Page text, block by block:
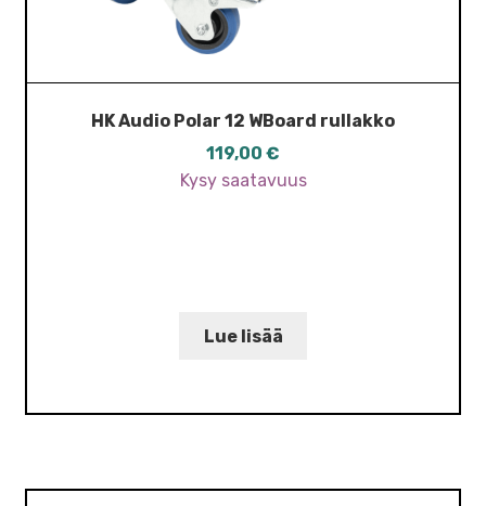
HK Audio Polar 12 WBoard rullakko
119,00 €
Kysy saatavuus
Lue lisää